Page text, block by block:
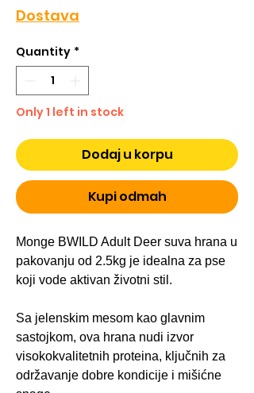
Dostava
Quantity *
Only 1 left in stock
Dodaj u korpu
Kupi odmah
Monge BWILD Adult Deer suva hrana u
pakovanju od 2.5kg je idealna za pse
koji vode aktivan životni stil.
Sa jelenskim mesom kao glavnim
sastojkom, ova hrana nudi izvor
visokokvalitetnih proteina, ključnih za
održavanje dobre kondicije i mišićne